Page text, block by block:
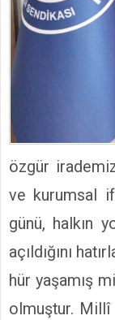
özgür
ve kurumsal
günü, halkın
açıldığını
hür yaşamış
olmuştur. Millî